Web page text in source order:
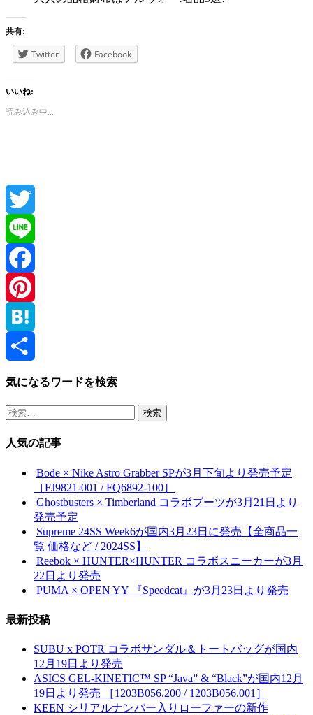
共有:
Twitter Facebook
いいね:
読み込み中...
Twitter
Line
Facebook
Pinterest
Hatena
共
有
気になるワードを検索
検
人気の記事
Bode × Nike Astro Grabber SPが3月下旬より発売予定
［FJ9821-001 / FQ6892-100］
Ghostbusters × Timberland コラボブーツが3月21日より
発売予定
Supreme 24SS Week6が国内3月23日に発売【全商品一
覧 価格など / 2024SS】
Reebok × HUNTER×HUNTER コラボスニーカーが3月
22日より発売
PUMA × OPEN YY 『Speedcat』が3月23日より発売
最新投稿
SUBU x POTR コラボサンダル＆トートバッグが国内
12月19日より発売
ASICS GEL-KINETIC™ SP “Java” & “Black”が国内12月
19日より発売 ［1203B056.200 / 1203B056.001］
KEEN シリアルナンバー入りローファーの新作